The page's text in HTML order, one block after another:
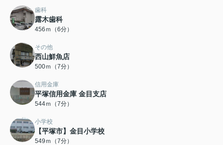
歯科
露木歯科
456ｍ（6分）
その他
西山鮮魚店
500ｍ（7分）
信用金庫
平塚信用金庫 金目支店
544ｍ（7分）
小学校
【平塚市】金目小学校
549ｍ（7分）